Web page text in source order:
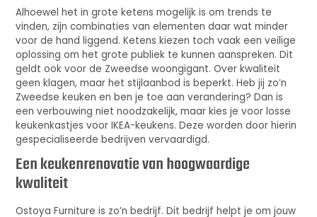
Alhoewel het in grote ketens mogelijk is om trends te
vinden, zijn combinaties van elementen daar wat minder
voor de hand liggend. Ketens kiezen toch vaak een veilige
oplossing om het grote publiek te kunnen aanspreken. Dit
geldt ook voor de Zweedse woongigant. Over kwaliteit
geen klagen, maar het stijlaanbod is beperkt. Heb jij zo’n
Zweedse keuken en ben je toe aan verandering? Dan is
een verbouwing niet noodzakelijk, maar kies je voor losse
keukenkastjes voor IKEA-keukens. Deze worden door hierin
gespecialiseerde bedrijven vervaardigd.
Een keukenrenovatie van hoogwaardige
kwaliteit
Ostoya Furniture is zo’n bedrijf. Dit bedrijf helpt je om jouw